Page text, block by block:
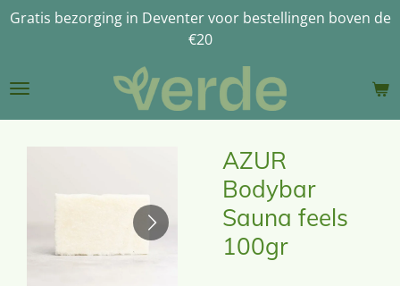
Ga
de
Gratis bezorging in Deventer voor bestellingen boven de
€20
AZUR
Bodybar
Sauna feels
100gr